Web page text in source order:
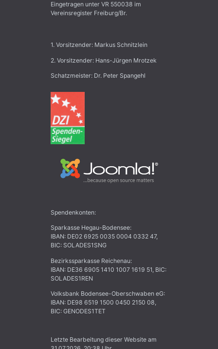
Eingetragen unter VR 550038 im
Vereinsregister Freiburg/Br.
1. Vorsitzender: Markus Schnitzlein
2. Vorsitzender: Hans-Jürgen Mrotzek
Schatzmeister: Dr. Peter Spangehl
Spendenkonten:
Sparkasse Hegau-Bodensee:
IBAN: DE02 6925 0035 0004 0332 47,
BIC: SOLADES1SNG
Bezirkssparkasse Reichenau:
IBAN: DE36 6905 1410 1007 1619 51 BIC:
SOLADES1REN
Volksbank Bodensee-Oberschwaben eG:
IBAN: DE98 6519 1500 0450 2150 08,
BIC: GENODES1TET
Letzte Bearbeitung dieser Website am